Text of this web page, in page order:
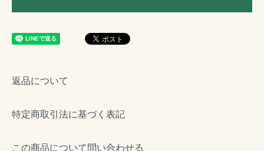
返品について
特定商取引法に基づく表記
この商品について問い合わせる